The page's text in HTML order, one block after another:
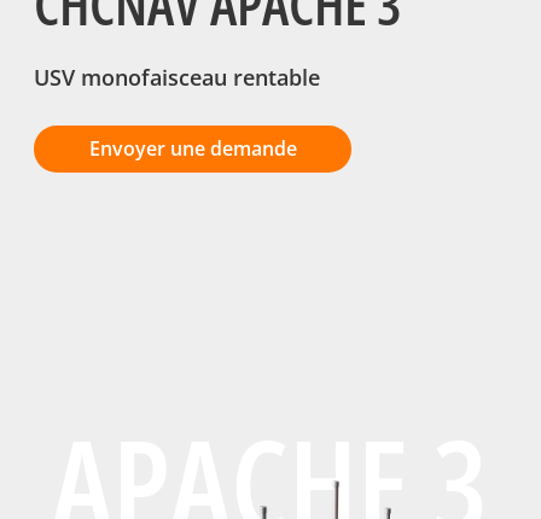
USV monofaisceau rentable
Envoyer une demande
APACHE 3